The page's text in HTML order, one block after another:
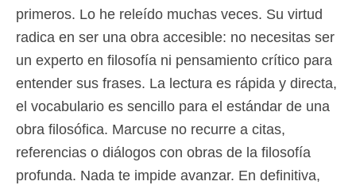
primeros. Lo he releído muchas veces. Su virtud
radica en ser una obra accesible: no necesitas ser
un experto en filosofía ni pensamiento crítico para
entender sus frases. La lectura es rápida y directa,
el vocabulario es sencillo para el estándar de una
obra filosófica. Marcuse no recurre a citas,
referencias o diálogos con obras de la filosofía
profunda. Nada te impide avanzar. En definitiva,